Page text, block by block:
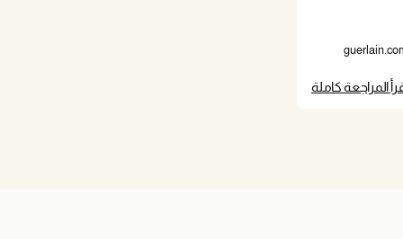
المراجعة كاملة